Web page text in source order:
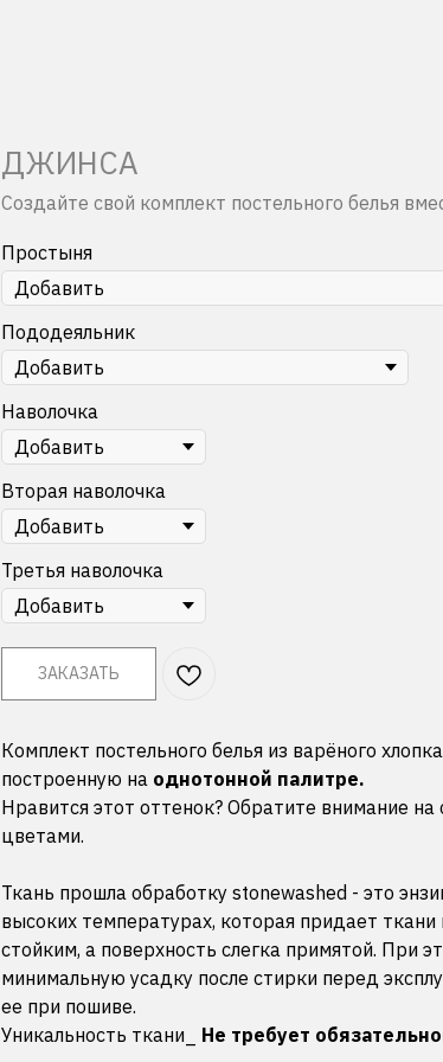
ДЖИНСА
Создайте свой комплект постельного белья
Простыня
Пододеяльник
Наволочка
Вторая наволочка
Третья наволочка
ЗАКАЗАТЬ
Комплект постельного белья из варёного
построенную на однотонной палитре.
Нравится этот оттенок? Обратите внимание на
цветами.
Ткань прошла обработку stonewashed - это
высоких температурах, которая придает ткани
стойким, а поверхность слегка примятой. При
минимальную усадку после стирки перед
ее при пошиве.
Уникальность ткани_ Не требует